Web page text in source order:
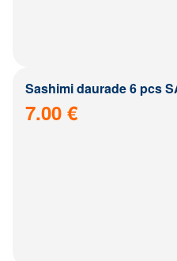
Sashimi daurade 6 pcs
7.00 €